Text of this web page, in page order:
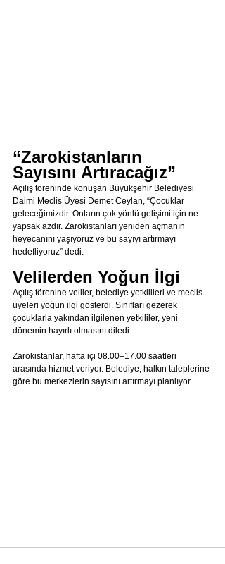
“Zarokistanların
Sayısını Artıracağız”
Açılış töreninde konuşan Büyükşehir Belediyesi
Daimi Meclis Üyesi Demet Ceylan, “Çocuklar
geleceğimizdir. Onların çok yönlü gelişimi için ne
yapsak azdır. Zarokistanları yeniden açmanın
heyecanını yaşıyoruz ve bu sayıyı artırmayı
hedefliyoruz” dedi.
Velilerden Yoğun İlgi
Açılış törenine veliler, belediye yetkilileri ve meclis
üyeleri yoğun ilgi gösterdi. Sınıfları gezerek
çocuklarla yakından ilgilenen yetkililer, yeni
dönemin hayırlı olmasını diledi.
Zarokistanlar, hafta içi 08.00–17.00 saatleri
arasında hizmet veriyor. Belediye, halkın taleplerine
göre bu merkezlerin sayısını artırmayı planlıyor.